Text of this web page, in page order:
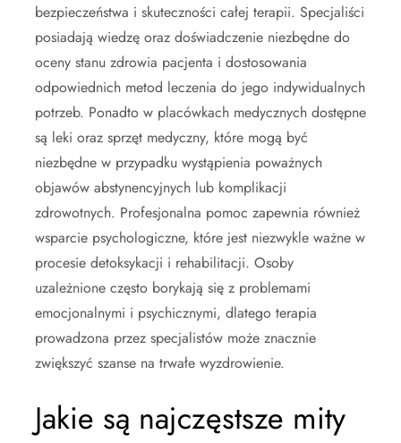
bezpieczeństwa i skuteczności całej terapii. Specjaliści
posiadają wiedzę oraz doświadczenie niezbędne do
oceny stanu zdrowia pacjenta i dostosowania
odpowiednich metod leczenia do jego indywidualnych
potrzeb. Ponadto w placówkach medycznych dostępne
są leki oraz sprzęt medyczny, które mogą być
niezbędne w przypadku wystąpienia poważnych
objawów abstynencyjnych lub komplikacji
zdrowotnych. Profesjonalna pomoc zapewnia również
wsparcie psychologiczne, które jest niezwykle ważne w
procesie detoksykacji i rehabilitacji. Osoby
uzależnione często borykają się z problemami
emocjonalnymi i psychicznymi, dlatego terapia
prowadzona przez specjalistów może znacznie
zwiększyć szanse na trwałe wyzdrowienie.
Jakie są najczęstsze mity